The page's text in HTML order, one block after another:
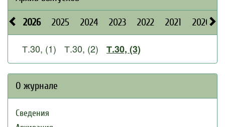
2026 2025 2024 2023 2022 2021 2020
Т.30, (1) Т.30, (2) Т.30, (3)
О журнале
Сведения